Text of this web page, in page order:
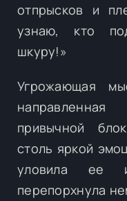
отпрысков и
узнаю, кто
шкуру!»
Угрожающая
привычной
столь яркой
уловила ее
перепорхнула